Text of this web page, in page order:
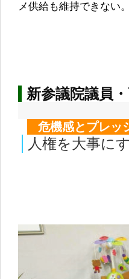
メ供給も維持できない
新参議院議員
危機感とプレッ
人権を大事に